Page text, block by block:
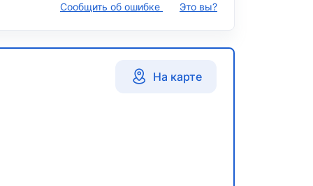
Сообщить об ошибке Это вы?
На карте